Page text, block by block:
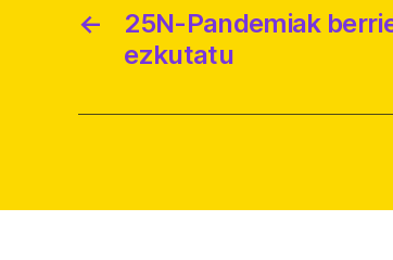
←
25N-Pandemiak
ezkutatu